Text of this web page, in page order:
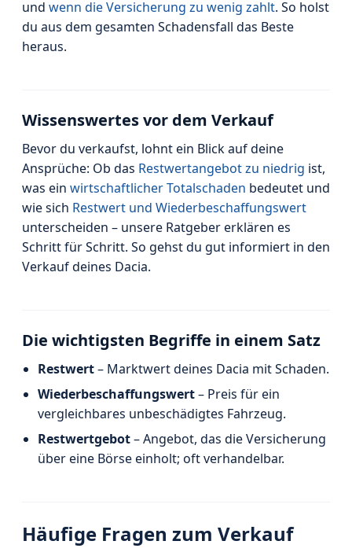
und wenn die Versicherung zu wenig zahlt. So holst
du aus dem gesamten Schadensfall das Beste
heraus.
Wissenswertes vor dem Verkauf
Bevor du verkaufst, lohnt ein Blick auf deine
Ansprüche: Ob das Restwertangebot zu niedrig ist,
was ein wirtschaftlicher Totalschaden bedeutet und
wie sich Restwert und Wiederbeschaffungswert
unterscheiden – unsere Ratgeber erklären es
Schritt für Schritt. So gehst du gut informiert in den
Verkauf deines Dacia.
Die wichtigsten Begriffe in einem Satz
Restwert– Marktwert deines Dacia mit Schaden.
Wiederbeschaffungswert– Preis für ein
vergleichbares unbeschädigtes Fahrzeug.
Restwertgebot– Angebot, das die Versicherung
über eine Börse einholt; oft verhandelbar.
Häufige Fragen zum Verkauf